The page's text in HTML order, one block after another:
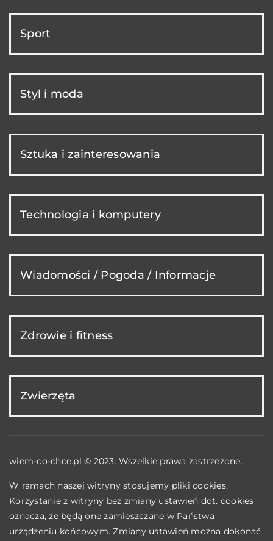
Sport
Styl i moda
Sztuka i zainteresowania
Technologia i komputery
Wiadomości / Pogoda / Informacje
Zdrowie i fitness
Zwierzęta
wiem-co-chce.pl © 2023. Wszelkie prawa zastrzeżone.
W ramach naszej witryny stosujemy pliki cookies.
Korzystanie z witryny bez zmiany ustawień dot. cookies
oznacza, że będą one zamieszczane w Państwa
urządzeniu końcowym. Zmiany ustawień można dokonać